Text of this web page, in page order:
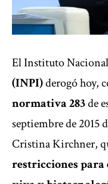
El Instituto
(INPI)derogó hoy,
normativa 283de
septiembre de 2015
Cristina Kirchner,
restricciones